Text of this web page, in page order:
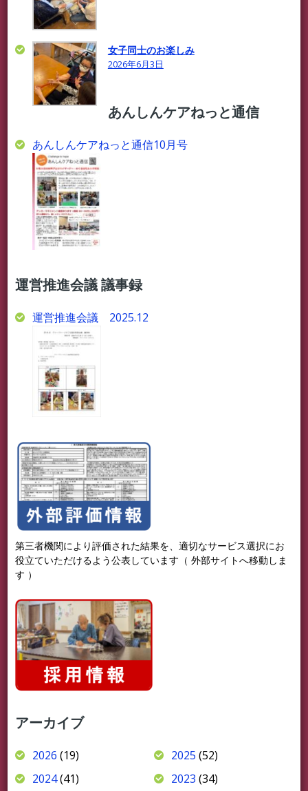
女子同士のお楽しみ
2026年6月3日
あんしんケアねっと通信
あんしんケアねっと通信10月号
運営推進会議 議事録
運営推進会議 2025.12
第三者機関により評価された結果を、適切なサービス選択にお
役立ていただけるよう公表しています（ 外部サイトへ移動しま
す ）
アーカイブ
2026 (19) 2025 (52)
2024(41) 2023 (34)